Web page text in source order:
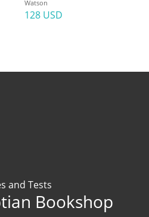
Watson
128 USD
and Tests
Bookshop